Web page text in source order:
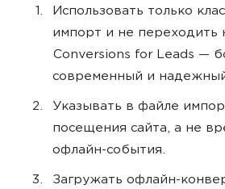
Использовать только
импорт и не переходить
Conversions for Leads —
современный и
Указывать в файле
посещения сайта, а не
офлайн-события.
Загружать офлайн-